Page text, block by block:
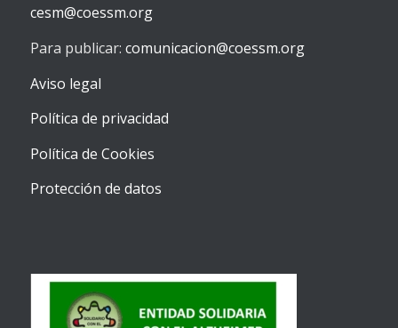
cesm@coessm.org
Para publicar: comunicacion@coessm.org
Aviso legal
Política de privacidad
Política de Cookies
Protección de datos